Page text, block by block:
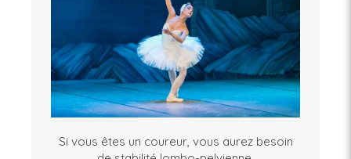
Si vous êtes un coureur, vous aurez besoin